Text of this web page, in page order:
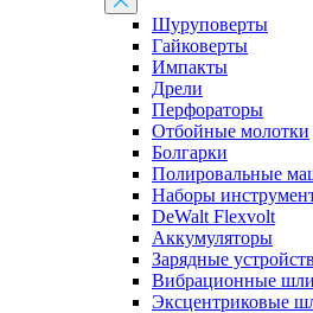
Шуруповерты
Гайковерты
Импакты
Дрели
Перфораторы
Отбойные молотки
Болгарки
Полировальные
Наборы
DeWalt Flexvolt
Аккумуляторы
Зарядные
Вибрационные
Эксцентриковые